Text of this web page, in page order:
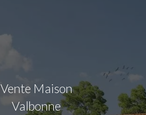
Vente Maison
Valbonne